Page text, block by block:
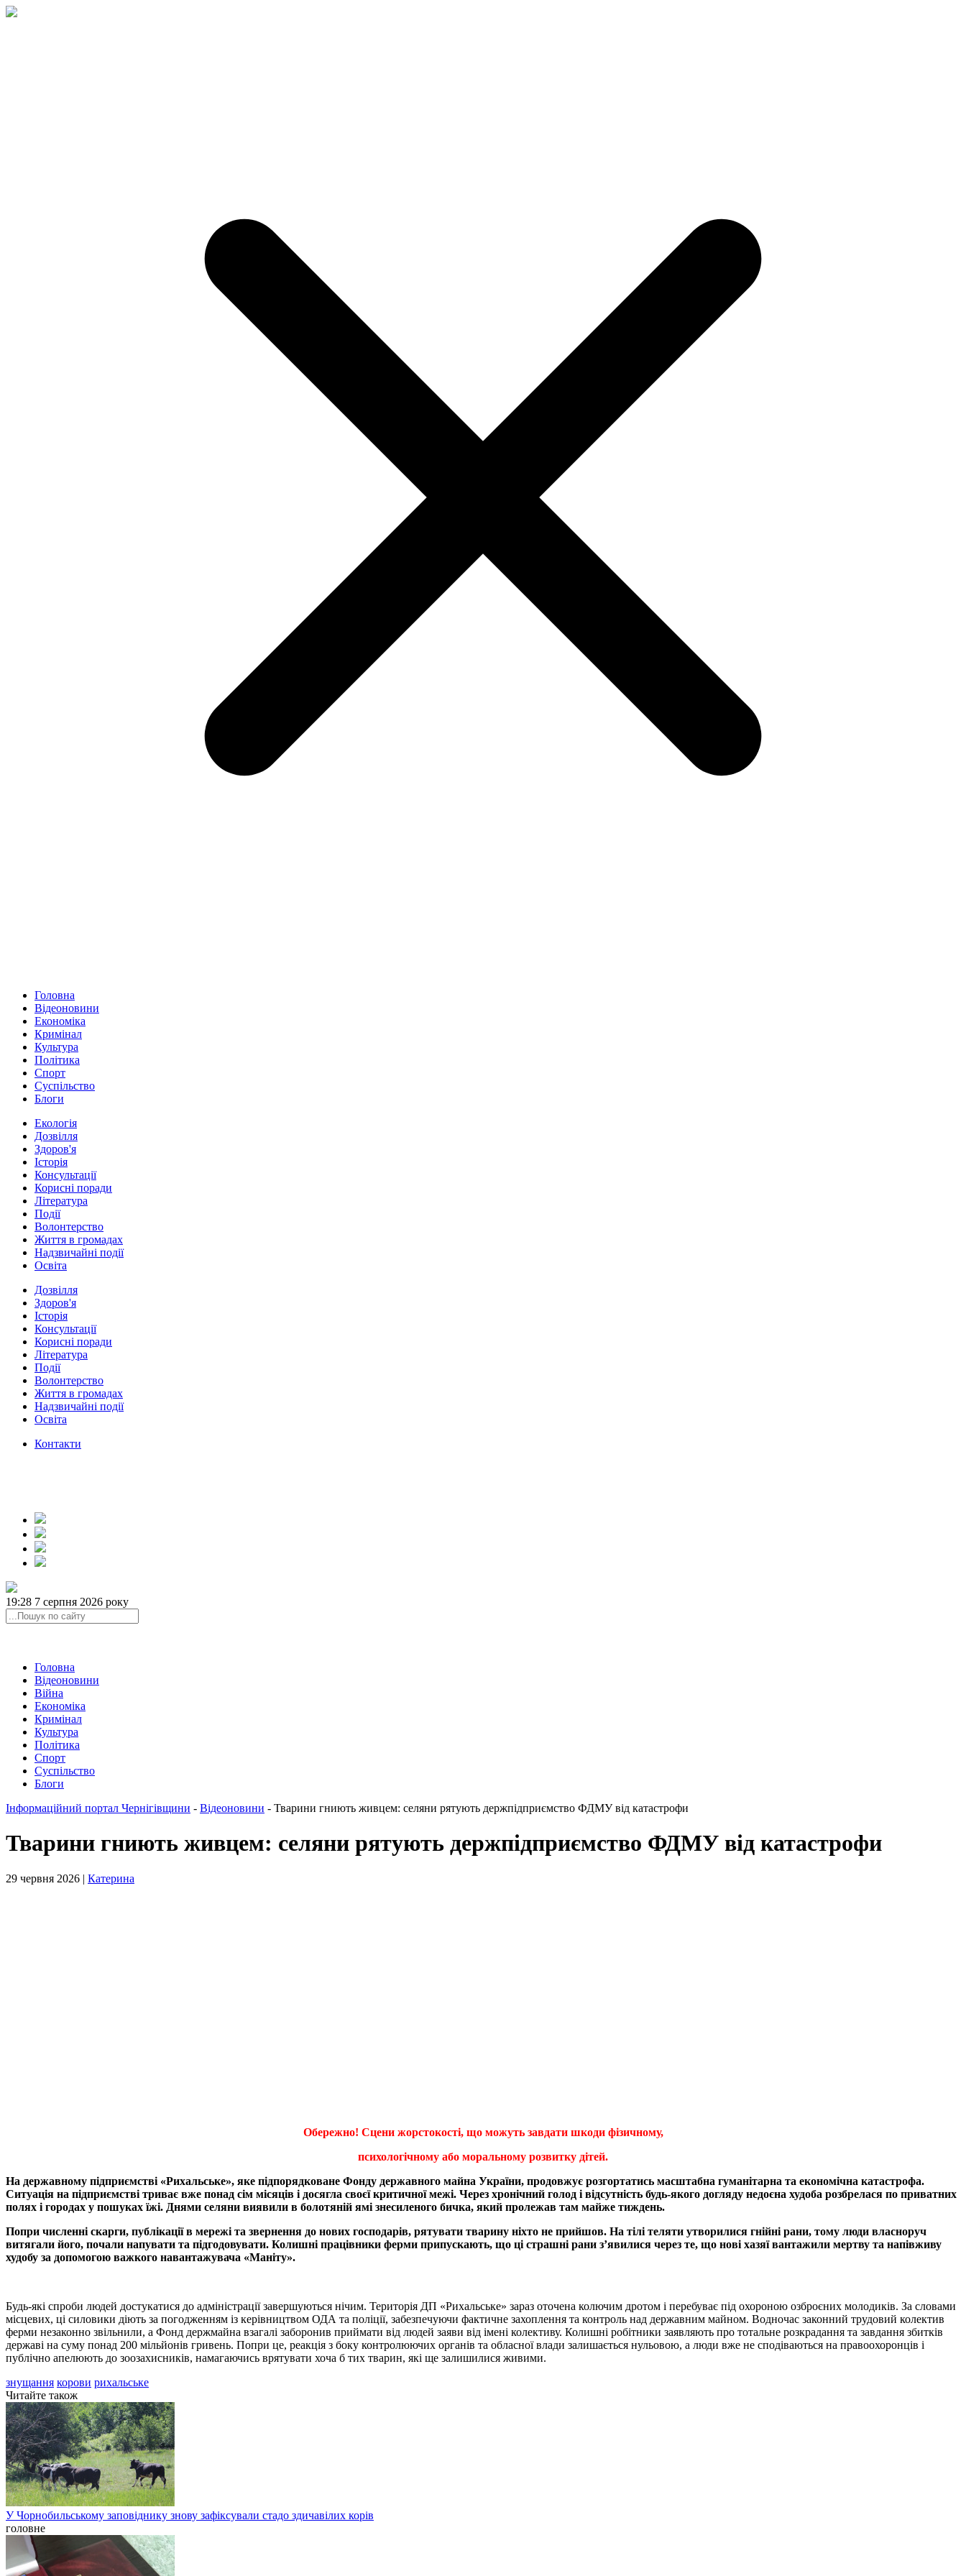
Головна
Відеоновини
Економіка
Кримінал
Культура
Політика
Спорт
Суспільство
Блоги
Екологія
Дозвілля
Здоров'я
Історія
Консультації
Корисні поради
Література
Події
Волонтерство
Життя в громадах
Надзвичайні події
Освіта
Дозвілля
Здоров'я
Історія
Консультації
Корисні поради
Література
Події
Волонтерство
Життя в громадах
Надзвичайні події
Освіта
Контакти
19:28 7 серпня 2026 року
Головна
Відеоновини
Війна
Економіка
Кримінал
Культура
Політика
Спорт
Суспільство
Блоги
Інформаційний портал Чернігівщини - Відеоновини - Тварини гниють живцем: селяни рятують держпідприємство ФДМУ від катастрофи
Тварини гниють живцем: селяни рятують держпідприємство ФДМУ від катастрофи
29 червня 2026 | Катерина
Обережно! Сцени жорстокості, що можуть завдати шкоди фізичному,
психологічному або моральному розвитку дітей.
На державному підприємстві «Рихальське», яке підпорядковане Фонду державного майна України, продовжує розгортатись масштабна гуманітарна та економічна катастрофа.
Ситуація на підприємстві триває вже понад сім місяців і досягла своєї критичної межі. Через хронічний голод і відсутність будь-якого догляду недоєна худоба розбрелася по приватних
полях і городах у пошуках їжі. Днями селяни виявили в болотяній ямі знесиленого бичка, який пролежав там майже тиждень.
Попри численні скарги, публікації в мережі та звернення до нових господарів, рятувати тварину ніхто не прийшов. На тілі теляти утворилися гнійні рани, тому люди власноруч
витягали його, почали напувати та підгодовувати. Колишні працівники ферми припускають, що ці страшні рани з’явилися через те, що нові хазяї вантажили мертву та напівживу
худобу за допомогою важкого навантажувача «Маніту».
Будь-які спроби людей достукатися до адміністрації завершуються нічим. Територія ДП «Рихальське» зараз оточена колючим дротом і перебуває під охороною озброєних молодиків. За словами
місцевих, ці силовики діють за погодженням із керівництвом ОДА та поліції, забезпечуючи фактичне захоплення та контроль над державним майном. Водночас законний трудовий колектив
ферми незаконно звільнили, а Фонд держмайна взагалі заборонив приймати від людей заяви від імені колективу. Колишні робітники заявляють про тотальне розкрадання та завдання збитків
державі на суму понад 200 мільйонів гривень. Попри це, реакція з боку контролюючих органів та обласної влади залишається нульовою, а люди вже не сподіваються на правоохоронців і
публічно апелюють до зоозахисників, намагаючись врятувати хоча б тих тварин, які ще залишилися живими.
знущання корови рихальське
Читайте також
У Чорнобильському заповіднику знову зафіксували стадо здичавілих корів
головне